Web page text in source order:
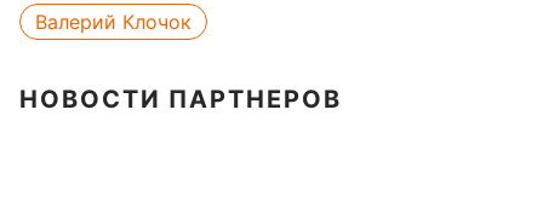
Валерий Клочок
НОВОСТИ ПАРТНЕРОВ